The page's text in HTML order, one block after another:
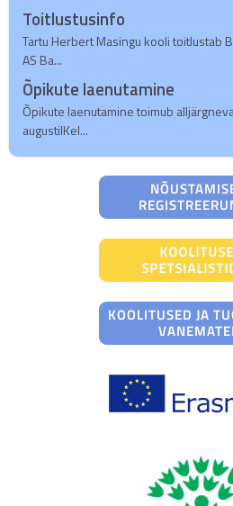
Toitlustusinfo
Tartu Herbert Masingu kooli toitlustab
AS Ba...
Õpikute laenutamine
Õpikute laenutamine toimub
augustilKel...